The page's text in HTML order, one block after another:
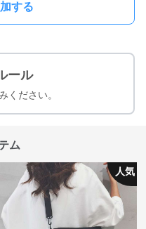
する
ール
ください。
ム
人気